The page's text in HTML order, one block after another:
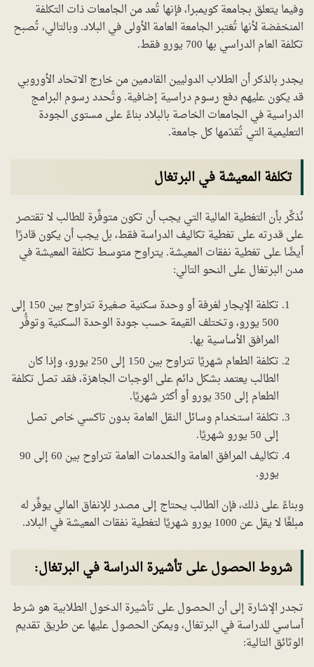
وفيما يتعلق بجامعة كويمبرا، فإنها تُعد من الجامعات ذات التكلفة
المنخفضة لأنها تُعَتبر الجامعة العامة الأولى في البلاد. وبالتالي، تُصبح
تكلفة العام الدراسي بها 700 يورو فقط.
يجدر بالذكر أن الطلاب الدوليين القادمين من خارج الاتحاد الأوروبي
قد يكون عليهم دفع رسوم دراسية إضافية. وتُحدد رسوم البرامج
الدراسية في الجامعات الخاصة بالبلاد بناءً على مستوى الجودة
التعليمية التي تُقدّمها كل جامعة.
تكلفة المعيشة في البرتغال
نُذكِّر بأن التغطية المالية التي يجب أن تكون متوفِّرة للطالب لا تقتصر
على قدرته على تغطية تكاليف الدراسة فقط، بل يجب أن يكون قادرًا
أيضًا على تغطية نفقات المعيشة. يتراوح متوسط تكلفة المعيشة في
مدن البرتغال على النحو التالي:
تكلفة الإيجار لغرفة أو وحدة سكنية صغيرة تتراوح بين 150 إلى
500 يورو، وتختلف القيمة حسب جودة الوحدة السكنية وتوفُّر
المرافق الأساسية بها.
تكلفة الطعام شهريًا تتراوح بين 150 إلى 250 يورو، وإذا كان
الطالب يعتمد بشكل دائم على الوجبات الجاهزة، فقد تصل تكلفة
الطعام إلى 350 يورو أو أكثر شهريًا.
تكلفة استخدام وسائل النقل العامة بدون تاكسي خاص تصل
إلى 50 يورو شهريًا.
تكاليف المرافق العامة والخدمات العامة تتراوح بين 60 إلى 90
يورو.
وبناءً على ذلك، فإن الطالب يحتاج إلى مصدر للإنفاق المالي يوفِّر له
مبلغًا لا يقل عن 1000 يورو شهريًا لتغطية نفقات المعيشة في البلاد.
شروط الحصول على تأشيرة الدراسة في البرتغال:
تجدر الإشارة إلى أن الحصول على تأشيرة الدخول الطلابية هو شرط
أساسي للدراسة في البرتغال، ويمكن الحصول عليها عن طريق تقديم
الوثائق التالية: